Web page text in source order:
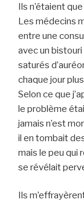
Ils n’étaient
Les médecins
entre une
avec un bistouri
saturés
chaque jour
Selon ce que
le problème
jamais n’est
il en tombait
mais le peu qui
se révélait
Ils